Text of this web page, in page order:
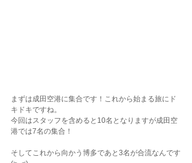
まずは成田空港に集合です！これから始まる旅にド
キドキですね。
今回はスタッフを含めると10名となりますが成田空
港では7名の集合！
そしてこれから向かう博多であと3名が合流なんです